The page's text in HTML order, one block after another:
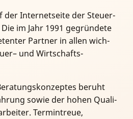
der Internet­seite der Steuer­
im Jahr 1991 ge­grün­dete
Partner in allen wich­
und Wirt­schafts­
beruht
sowie der hohen Quali­
Termin­treue,